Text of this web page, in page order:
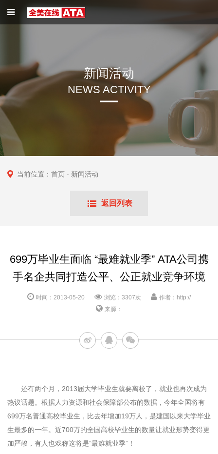
新闻活动
NEWS ACTIVITY
当前位置： 首页 - 新闻活动
返回列表
699万毕业生面临 “最难就业季” ATA公司携
手名企共同打造公平、公正就业竞争环境
时间：2013-05-20 浏览：3307次
作者：http://
来源：
还有两个月，2013届大学毕业生就要离校了，就业也再次成为
热议话题。根据人力资源和社会保障部公布的数据，今年全国将有
699万名普通高校毕业生，比去年增加19万人，是建国以来大学毕业
生最多的一年。近700万的全国高校毕业生的数量让就业形势变得更
加严峻，有人也戏称这将是“最难就业季”！